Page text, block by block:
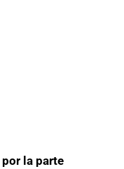
por la parte